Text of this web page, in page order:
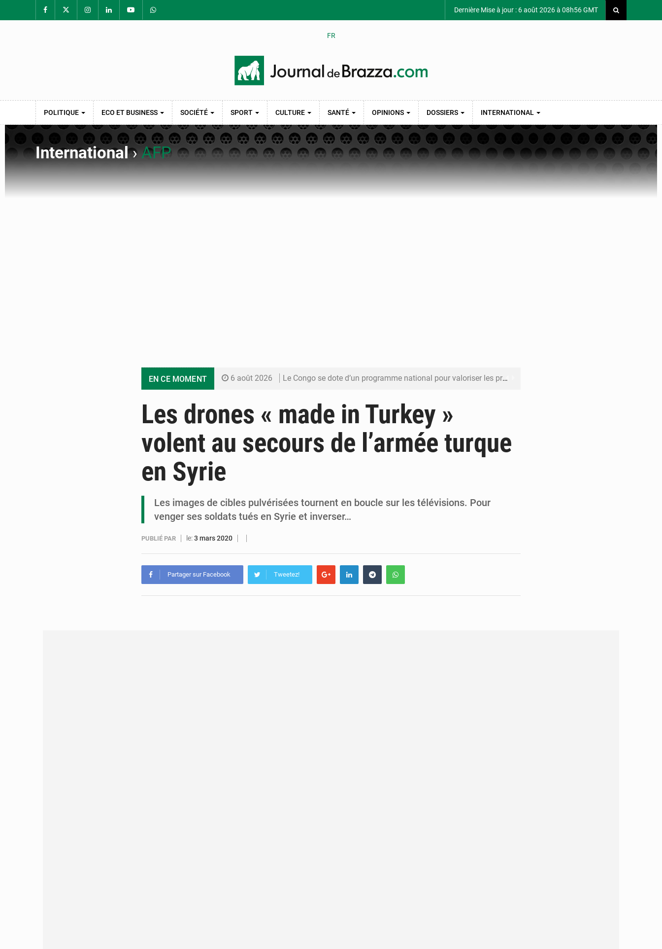
Dernière Mise à jour : 6 août 2026 à 08h56 GMT
FR
POLITIQUE ECO ET BUSINESS SOCIÉTÉ SPORT CULTURE SANTÉ OPINIONS DOSSIERS INTERNATIONAL
International›AFP
EN CE MOMENT 6 août 2026 Le Congo se dote d’un programme national pour valoriser les produits forestiers non ligneux
5 août 2026 Cémac : la Commission présente à Denis Sassou N’Guesso sa feuille de route
5 août 2026 Assassinat de l’entrepreneur sportif Vally Amisi : le principal suspect arrêté à Brazzaville
Les drones « made in Turkey »
volent au secours de l’armée turque
en Syrie
Les images de cibles pulvérisées tournent en boucle sur les télévisions. Pour
venger ses soldats tués en Syrie et inverser…
PUBLIÉ PAR le:3 mars 2020
Partager sur Facebook Tweetez!